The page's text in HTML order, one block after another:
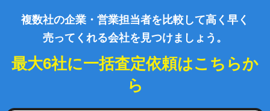
複数社の企業・営業担当者を比較して高く早く
売ってくれる会社を見つけましょう。
最大6社に一括査定依頼はこちらか
ら